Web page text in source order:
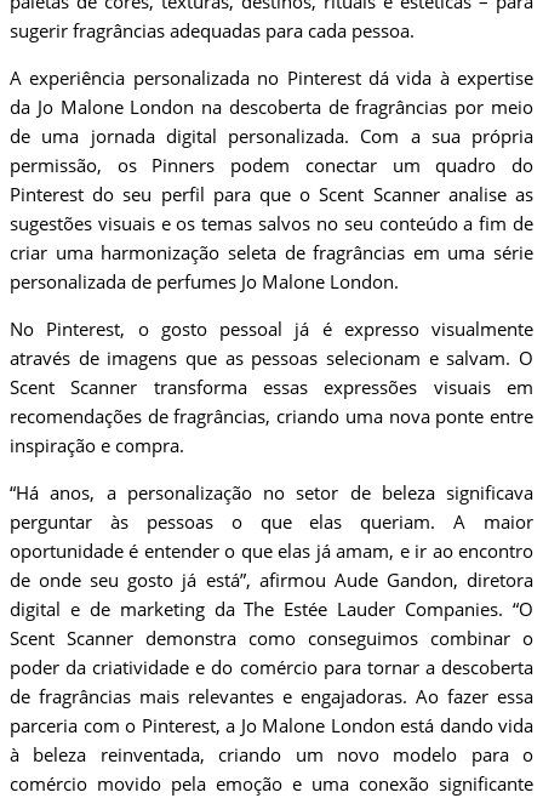
sugerir fragrâncias adequadas para cada pessoa.
A experiência personalizada no Pinterest dá vida à expertise
da Jo Malone London na descoberta de fragrâncias por meio
de uma jornada digital personalizada. Com a sua própria
permissão, os Pinners podem conectar um quadro do
Pinterest do seu perfil para que o Scent Scanner analise as
sugestões visuais e os temas salvos no seu conteúdo a fim de
criar uma harmonização seleta de fragrâncias em uma série
personalizada de perfumes Jo Malone London.
No Pinterest, o gosto pessoal já é expresso visualmente
através de imagens que as pessoas selecionam e salvam. O
Scent Scanner transforma essas expressões visuais em
recomendações de fragrâncias, criando uma nova ponte entre
inspiração e compra.
“Há anos, a personalização no setor de beleza significava
perguntar às pessoas o que elas queriam. A maior
oportunidade é entender o que elas já amam, e ir ao encontro
de onde seu gosto já está”, afirmou Aude Gandon, diretora
digital e de marketing da The Estée Lauder Companies. “O
Scent Scanner demonstra como conseguimos combinar o
poder da criatividade e do comércio para tornar a descoberta
de fragrâncias mais relevantes e engajadoras. Ao fazer essa
parceria com o Pinterest, a Jo Malone London está dando vida
à beleza reinventada, criando um novo modelo para o
comércio movido pela emoção e uma conexão significante